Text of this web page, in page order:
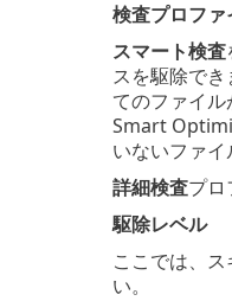
検査プロファ
スマート検査
スを駆除で
てのファイ
Smart
いないファイ
詳細検査プロ
駆除レベル
ここでは、
い。